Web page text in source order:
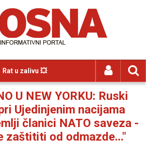
Rat u zalivu 💥
U NEW YORKU: Ruski
Ujedinjenim nacijama
članici NATO saveza -
zaštititi od odmazde..."